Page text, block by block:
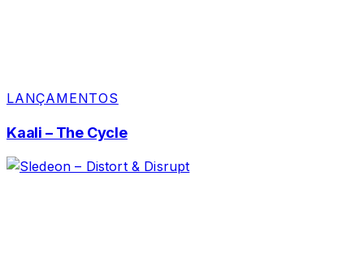
LANÇAMENTOS
Kaali – The Cycle